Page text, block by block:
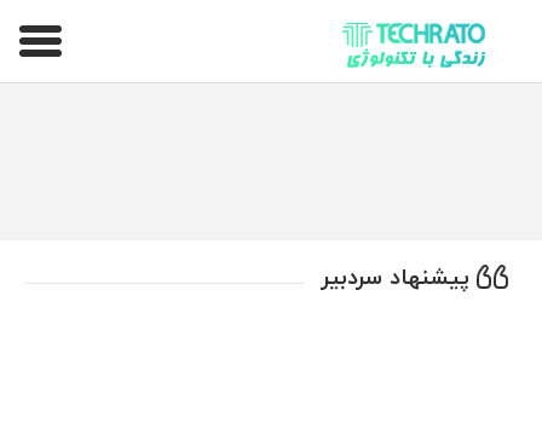
تکراتو – زندگی با تکنولوژی
پیشنهاد سردبیر